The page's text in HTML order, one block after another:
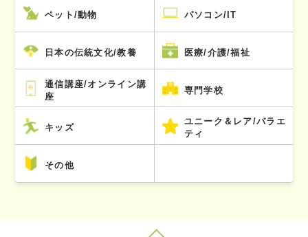
ペット/動物 パソコン/IT
日本の伝統文化/教養 医療/介護/福祉
通信講座/オンライン講
座
専門学校
キッズ
ユニーク＆レア/バラエ
ティ
その他